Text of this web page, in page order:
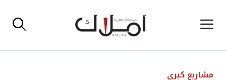
إلى القائمة
مشاريع كبرى